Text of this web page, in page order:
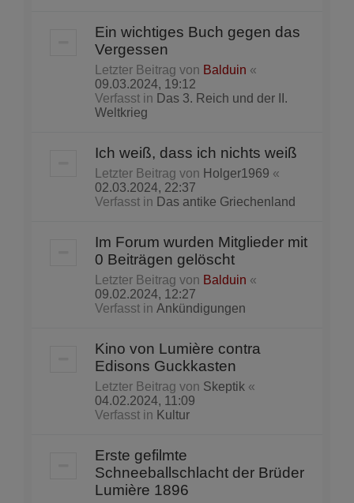
Ein wichtiges Buch gegen das
Vergessen
Letzter Beitrag von Balduin «
09.03.2024, 19:12
Verfasst in Das 3. Reich und der II.
Weltkrieg
Ich weiß, dass ich nichts weiß
Letzter Beitrag von Holger1969 «
02.03.2024, 22:37
Verfasst in Das antike Griechenland
Im Forum wurden Mitglieder mit
0 Beiträgen gelöscht
Letzter Beitrag von Balduin «
09.02.2024, 12:27
Verfasst in Ankündigungen
Kino von Lumière contra
Edisons Guckkasten
Letzter Beitrag von Skeptik «
04.02.2024, 11:09
Verfasst in Kultur
Erste gefilmte
Schneeballschlacht der Brüder
Lumière 1896